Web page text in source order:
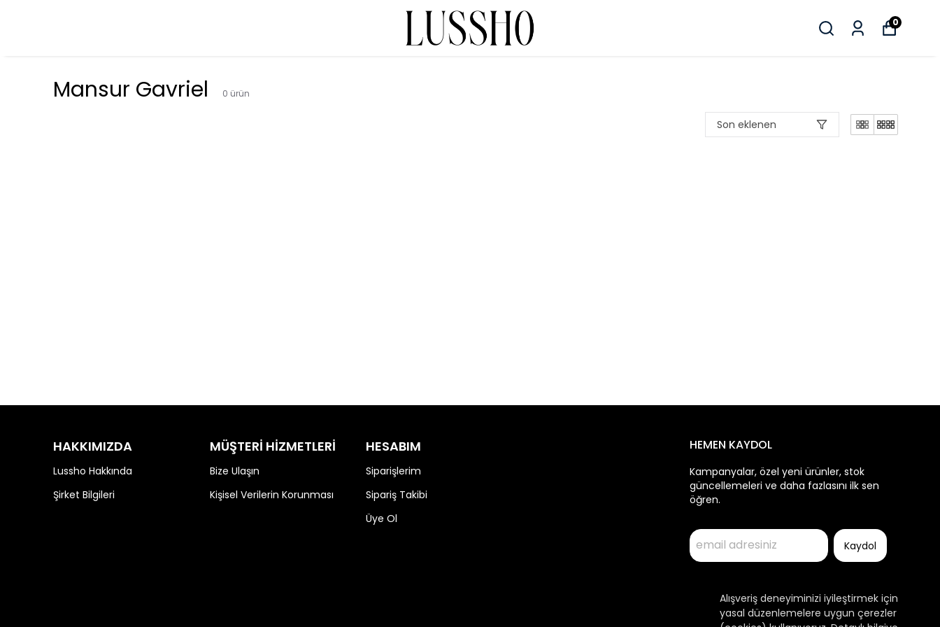
0
Alışveriş deneyiminizi iyileştirmek için
yasal düzenlemelere uygun çerezler
Mansur Gavriel 0 ürün
Son eklenen
HAKKIMIZDA
Lussho Hakkında
Şirket Bilgileri
MÜŞTERİ HİZMETLERİ
Bize Ulaşın
Kişisel Verilerin Korunması
HESABIM
Siparişlerim
Sipariş Takibi
Üye Ol
HEMEN KAYDOL
Kampanyalar, özel yeni ürünler, stok
güncellemeleri ve daha fazlasını ilk sen
öğren.
Kaydol